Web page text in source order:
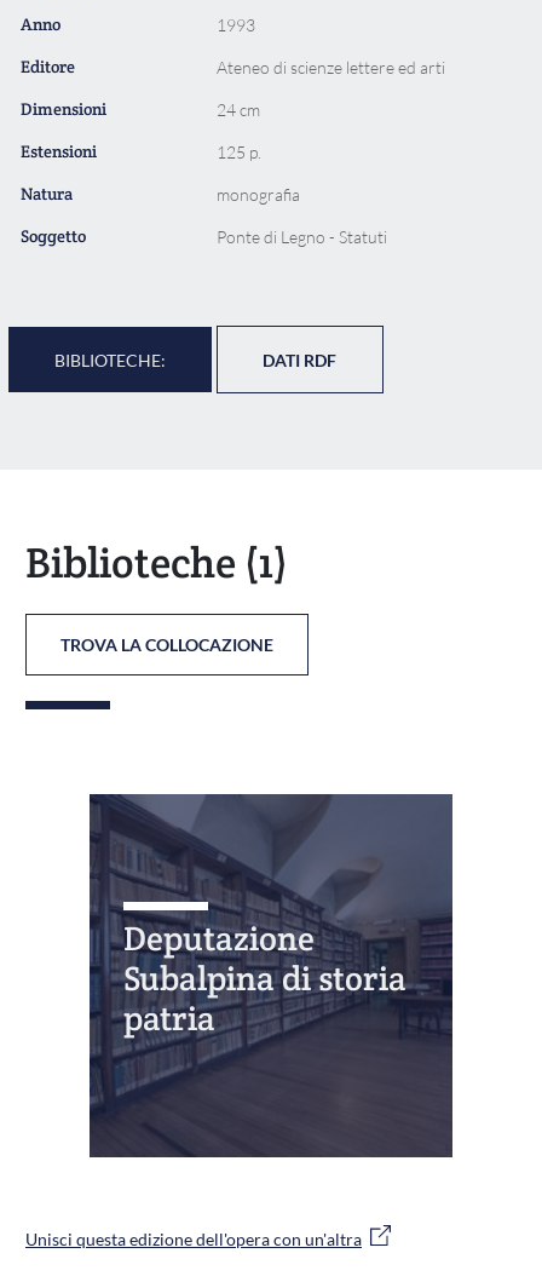
Anno 1993
Editore Ateneo di scienze lettere ed arti
Dimensioni 24 cm
Estensioni 125 p.
Natura monografia
Soggetto Ponte di Legno - Statuti
BIBLIOTECHE: DATI RDF
Biblioteche (1)
TROVA LA COLLOCAZIONE
Deputazione
Subalpina di storia
patria
Unisci questa edizione dell'opera con un'altra